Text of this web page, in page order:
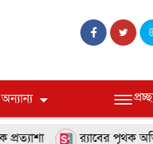
অন্যান্য
র‌্যাবের পৃথক অভিযানে